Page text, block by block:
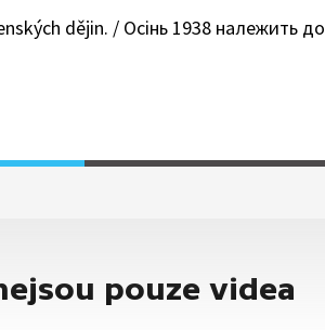
dějin. / Осінь 1938 належить до
pouze videa